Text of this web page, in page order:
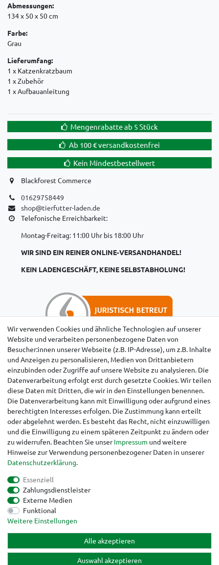
Abmessungen:
134 x 50 x 50 cm
Farbe:
Grau
Lieferumfang:
1 x Katzenkratzbaum
1 x Zubehör
1 x Aufbauanleitung
Mengenrabatte ab 5 Stück
Ab 100 € versandkostenfrei
Kein Mindestbestellwert
Blackforest Commerce
01629758449
shop@tierfutter-laden.de
Telefonische Erreichbarkeit:
Montag-Freitag: 11:00 Uhr bis 18:00 Uhr
WIR SIND EIN REINER ONLINE-VERSANDHANDEL!
KEIN LADENGESCHÄFT, KEINE SELBSTABHOLUNG!
Hinweise für Käufer aus der Schweiz
Impressum
Vertrag widerrufen
Wir verwenden Cookies und ähnliche Technologien auf unserer
Website und verarbeiten personenbezogene Daten von
Besucher:innen unserer Webseite (z.B. IP-Adresse), um z.B. Inhalte
und Anzeigen zu personalisieren, Medien von Drittanbietern
einzubinden oder Zugriffe auf unsere Website zu analysieren. Die
Datenverarbeitung erfolgt erst durch gesetzte Cookies. Wir teilen
diese Daten mit Dritten, die wir in den Einstellungen benennen.
Die Datenverarbeitung kann mit Einwilligung oder aufgrund eines
berechtigten Interesses erfolgen. Die Zustimmung kann erteilt
oder abgelehnt werden. Es besteht das Recht, nicht einzuwilligen
und die Einwilligung zu einem späteren Zeitpunkt zu ändern oder
zu widerrufen. Beachten Sie unserImpressum und weitere
Hinweise zur Verwendung personenbezogener Daten in unserer
Daten­schutz­erklärung.
Essenziell
Zahlungsdienstleister
Externe Medien
Funktional
Weitere Einstellungen
Alle akzeptieren
Auswahl akzeptieren